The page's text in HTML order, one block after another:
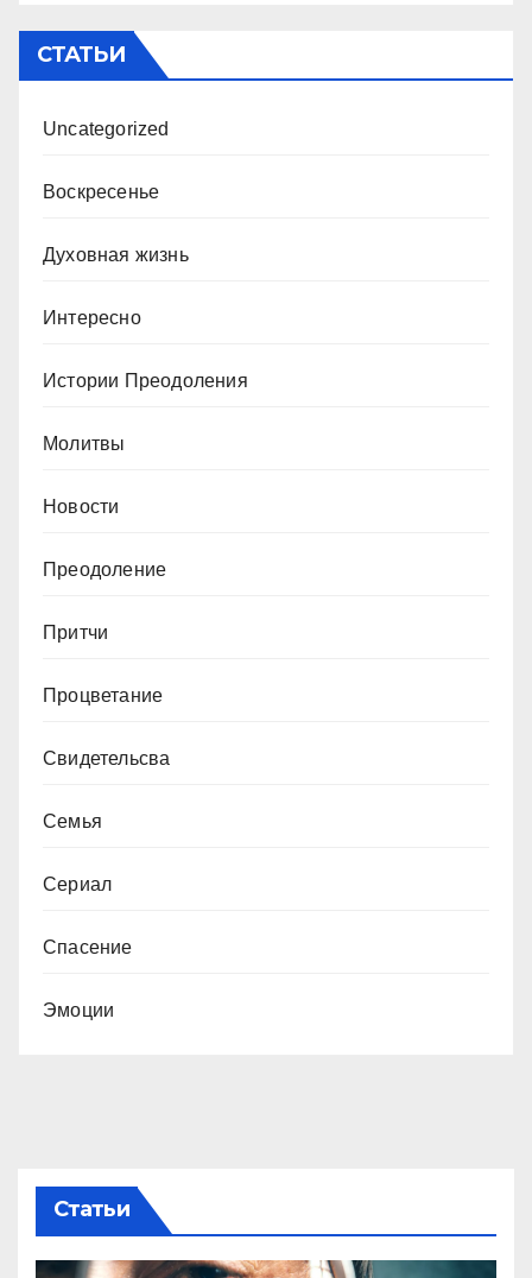
СТАТЬИ
Uncategorized
Воскресенье
Духовная жизнь
Интересно
Истории Преодоления
Молитвы
Новости
Преодоление
Притчи
Процветание
Свидетельсва
Семья
Сериал
Спасение
Эмоции
Статьи